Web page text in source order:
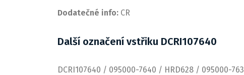
Dodatečné info: CR
Další označení vstřiku DCRI107640
DCRI107640 / 095000-7640 / HRD628 / 095000-